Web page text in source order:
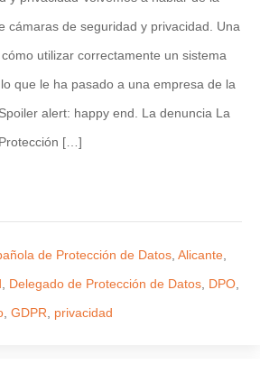
cámaras de seguridad y privacidad. Una
utilizar correctamente un sistema
que le ha pasado a una empresa de la
alert: happy end. La denuncia La
[…]
de Protección de Datos Alicante
Delegado de Protección de Datos DPO
GDPR privacidad